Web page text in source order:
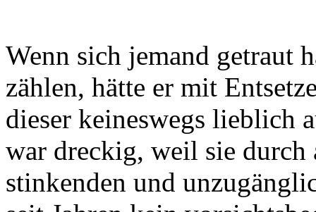
Wenn sich jemand getraut
zählen, hätte er mit
dieser keineswegs lieblich
war dreckig, weil sie
stinkenden und